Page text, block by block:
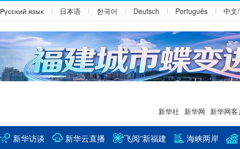
Русский язык 日本语 한국어 Deutsch Português 中文
新华社 新华网 新华网
新华访谈 新华云直播 “飞阅”新福建 海峡两岸